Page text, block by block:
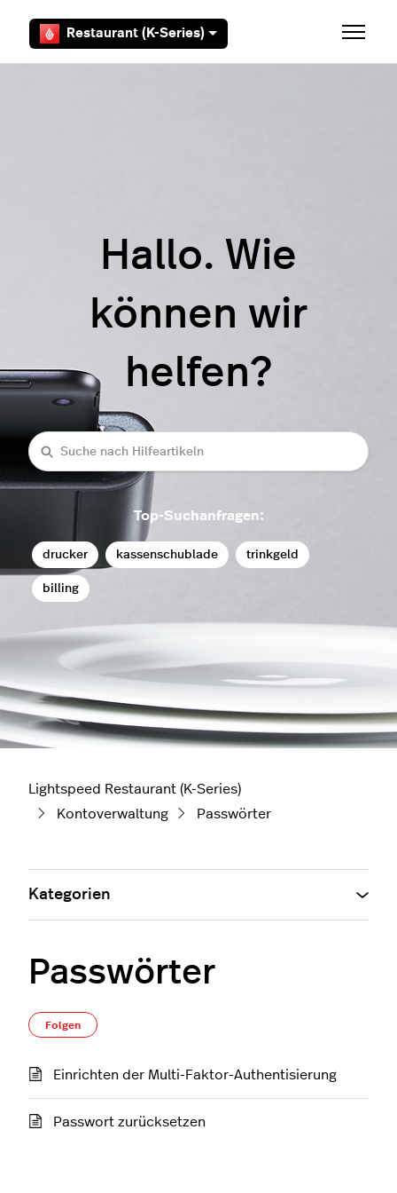
Restaurant (K-Series)
Hallo. Wie
können wir
helfen?
Suche
Top-Suchanfragen:
drucker kassenschublade trinkgeld
billing
Lightspeed Restaurant (K-Series)
Kontoverwaltung
Passwörter
Passwörter
Folgen
Einrichten der Multi-Faktor-Authentisierung
Passwort zurücksetzen
Kategorien